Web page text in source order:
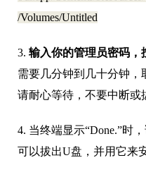
/Volumes/Untitled
3. 输入你的管理员密码，
需要几分钟到几十分钟，
请耐心等待，不要中断或
4. 当终端显示“Done.”时
可以拔出U盘，并用它来安